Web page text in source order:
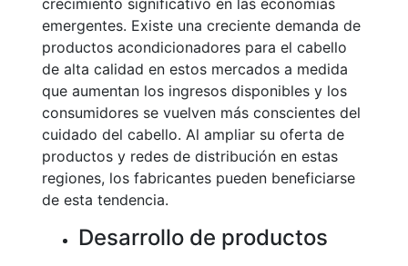
crecimiento significativo en las economías
emergentes. Existe una creciente demanda de
productos acondicionadores para el cabello
de alta calidad en estos mercados a medida
que aumentan los ingresos disponibles y los
consumidores se vuelven más conscientes del
cuidado del cabello. Al ampliar su oferta de
productos y redes de distribución en estas
regiones, los fabricantes pueden beneficiarse
de esta tendencia.
Desarrollo de productos